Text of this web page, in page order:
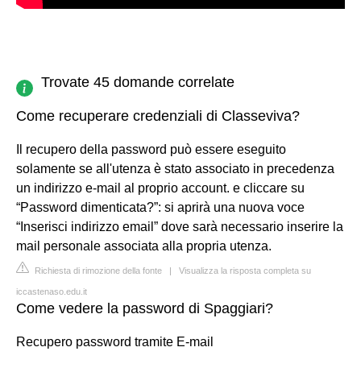
Trovate 45 domande correlate
Come recuperare credenziali di Classeviva?
Il recupero della password può essere eseguito
solamente se all'utenza è stato associato in precedenza
un indirizzo e-mail al proprio account. e cliccare su
“Password dimenticata?”: si aprirà una nuova voce
“Inserisci indirizzo email” dove sarà necessario inserire la
mail personale associata alla propria utenza.
Richiesta di rimozione della fonte | Visualizza la risposta completa su
iccastenaso.edu.it
Come vedere la password di Spaggiari?
Recupero password tramite E-mail